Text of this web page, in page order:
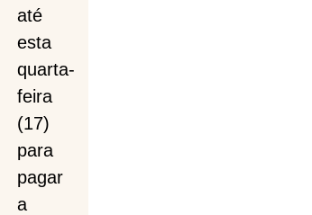
até
esta
quarta-
feira
(17)
para
pagar
a